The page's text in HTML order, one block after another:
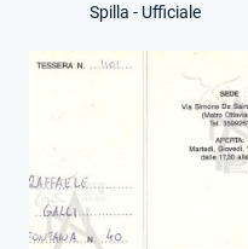
Spilla - Ufficiale